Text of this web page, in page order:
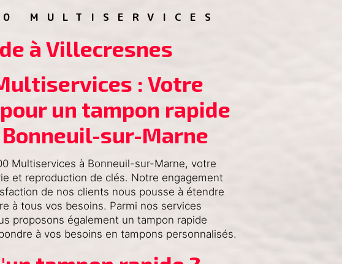
MULTISERVICES
à Villecresnes
: Votre
un tampon rapide
sur-Marne
Multiservices à Bonneuil-sur-Marne, votre
et reproduction de clés. Notre engagement
de nos clients nous pousse à étendre
à tous vos besoins. Parmi nos services
proposons également un tampon rapide
à vos besoins en tampons personnalisés.